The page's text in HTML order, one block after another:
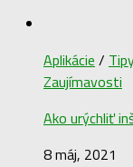
Aplikácie /
Zaujímavosti
Ako urýchliť
8 máj, 2021